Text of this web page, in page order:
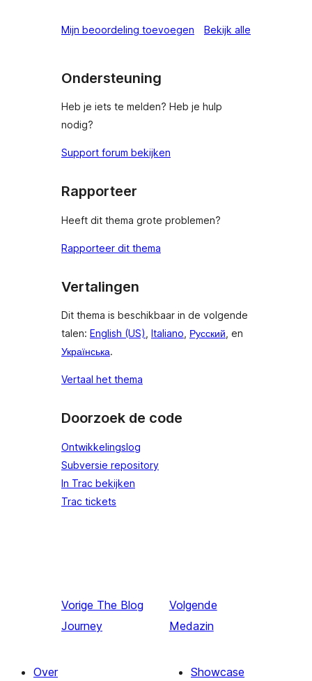
Mijn beoordeling toevoegen Bekijk alle
Ondersteuning
Heb je iets te melden? Heb je hulp
nodig?
Support forum bekijken
Rapporteer
Heeft dit thema grote problemen?
Rapporteer dit thema
Vertalingen
Dit thema is beschikbaar in de volgende
talen: English (US) Italiano Русский , en
Українська.
Vertaal het thema
Doorzoek de code
Ontwikkelingslog
Subversie repository
In Trac bekijken
Trac tickets
Vorige The Blog
Journey
Volgende
Medazin
Over
Showcase